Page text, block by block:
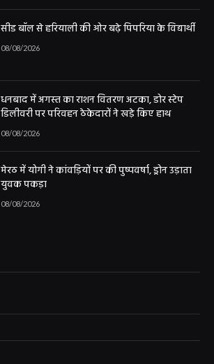
सीड बॉल से हरियाली की ओर बढ़े पिपरिया के विद्यार्थी
08/08/2026
धनबाद में अगस्त का राशन वितरण अटका, डोर स्टेप
डिलीवरी पर परिवहन ठेकेदारों ने खड़े किए हाथ
08/08/2026
मेरठ में योगी ने कांवड़ियों पर की पुष्पवर्षा, ड्रोन उड़ाता
युवक पकड़ा
08/08/2026